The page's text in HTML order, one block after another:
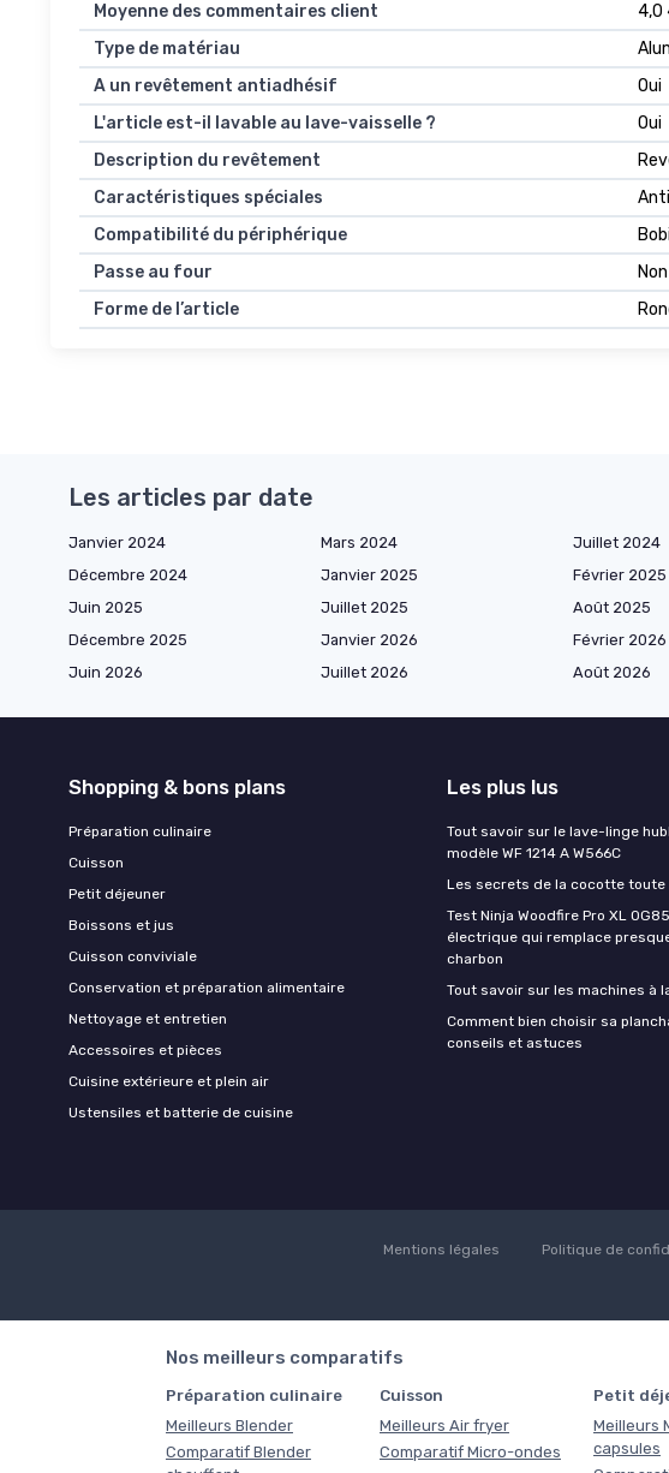
Moyenne des commentaires client
4,0
Type de matériau
A un revêtement antiadhésif
Oui
L'article est-il lavable au lave-vaisselle ?
Oui
Description du revêtement
Caractéristiques spéciales
Compatibilité du périphérique
Passe au four
Non
Forme de l’article
Les articles par date
Janvier 2024 Mars 2024 Juillet 2024
Décembre 2024
Janvier 2025 Février 2025
Juin 2025
Juillet 2025 Août 2025
Décembre 2025
Janvier 2026 Février 2026
Juin 2026
Juillet 2026 Août 2026
Shopping & bons plans
Préparation culinaire
Cuisson
Petit déjeuner
Boissons et jus
Cuisson conviviale
Conservation et préparation alimentaire
Nettoyage et entretien
Accessoires et pièces
Cuisine extérieure et plein air
Ustensiles et batterie de cuisine
Les plus lus
Tout savoir sur le lave-linge
modèle WF 1214 A W566C
Les secrets de la cocotte toute
Test Ninja Woodfire Pro XL
électrique qui remplace
charbon
Tout savoir sur les machines à
Comment bien choisir sa
conseils et astuces
Mentions légales Politique de
Nos meilleurs comparatifs
Préparation culinaire
Meilleurs Blender
Comparatif Blender
Cuisson
Meilleurs Air fryer
Comparatif Micro-ondes
Petit
Meilleurs
capsules